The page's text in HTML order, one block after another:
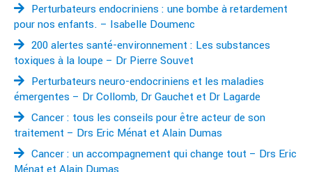
Perturbateurs endocriniens : une bombe à retardement
pour nos enfants. – Isabelle Doumenc
200 alertes santé-environnement : Les substances
toxiques à la loupe – Dr Pierre Souvet
Perturbateurs neuro-endocriniens et les maladies
émergentes – Dr Collomb, Dr Gauchet et Dr Lagarde
Cancer : tous les conseils pour être acteur de son
traitement – Drs Eric Ménat et Alain Dumas
Cancer : un accompagnement qui change tout – Drs Eric